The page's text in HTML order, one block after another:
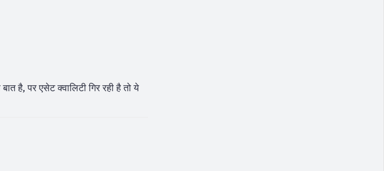
है, पर एसेट क्वालिटी गिर रही है तो ये